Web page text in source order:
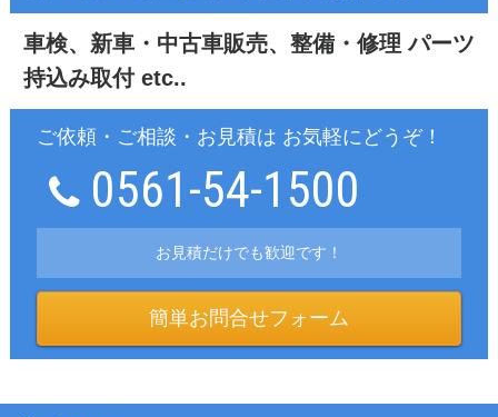
車検、新車・中古車販売、整備・修理 パーツ
持込み取付 etc..
ご依頼・ご相談・お見積は お気軽にどうぞ！
0561-54-1500
お見積だけでも歓迎です！
簡単お問合せフォーム